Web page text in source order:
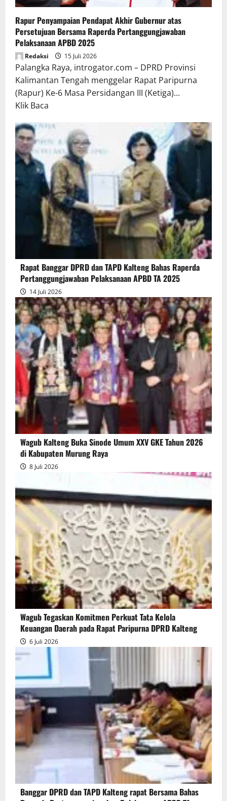
Rapur Penyampaian Pendapat Akhir Gubernur atas
Persetujuan Bersama Raperda Pertanggungjawaban
Pelaksanaan APBD 2025
Redaksi 15 Juli 2026
Palangka Raya, introgator.com – DPRD Provinsi
Kalimantan Tengah menggelar Rapat Paripurna
(Rapur) Ke-6 Masa Persidangan III (Ketiga)...
Klik Baca
about
Rapur
Penyampaian
Pendapat
Akhir
Gubernur
atas
Persetujuan
Bersama
Raperda
Pertanggungjawaban
Pelaksanaan
APBD
2025
Rapat Banggar DPRD dan TAPD Kalteng Bahas Raperda
Pertanggungjawaban Pelaksanaan APBD TA 2025
14 Juli 2026
Wagub Kalteng Buka Sinode Umum XXV GKE Tahun 2026
di Kabupaten Murung Raya
8 Juli 2026
Wagub Tegaskan Komitmen Perkuat Tata Kelola
Keuangan Daerah pada Rapat Paripurna DPRD Kalteng
6 Juli 2026
Banggar DPRD dan TAPD Kalteng rapat Bersama Bahas